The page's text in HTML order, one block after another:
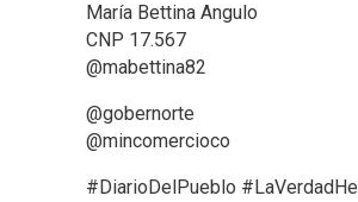
María Bettina Angulo
CNP 17.567
@mabettina82
@gobernorte
@mincomercioco
#DiarioDelPueblo